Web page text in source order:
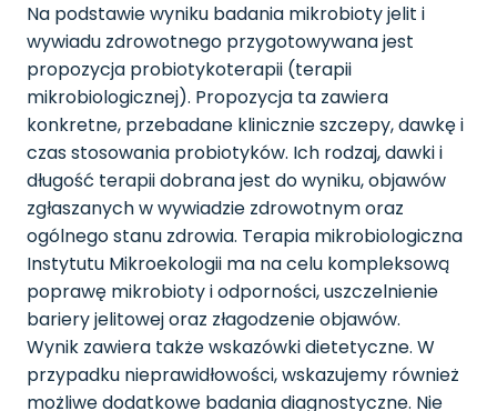
Na podstawie wyniku badania mikrobioty jelit i
wywiadu zdrowotnego przygotowywana jest
propozycja probiotykoterapii (terapii
mikrobiologicznej). Propozycja ta zawiera
konkretne, przebadane klinicznie szczepy, dawkę i
czas stosowania probiotyków. Ich rodzaj, dawki i
długość terapii dobrana jest do wyniku, objawów
zgłaszanych w wywiadzie zdrowotnym oraz
ogólnego stanu zdrowia. Terapia mikrobiologiczna
Instytutu Mikroekologii ma na celu kompleksową
poprawę mikrobioty i odporności, uszczelnienie
bariery jelitowej oraz złagodzenie objawów.
Wynik zawiera także wskazówki dietetyczne. W
przypadku nieprawidłowości, wskazujemy również
możliwe dodatkowe badania diagnostyczne. Nie